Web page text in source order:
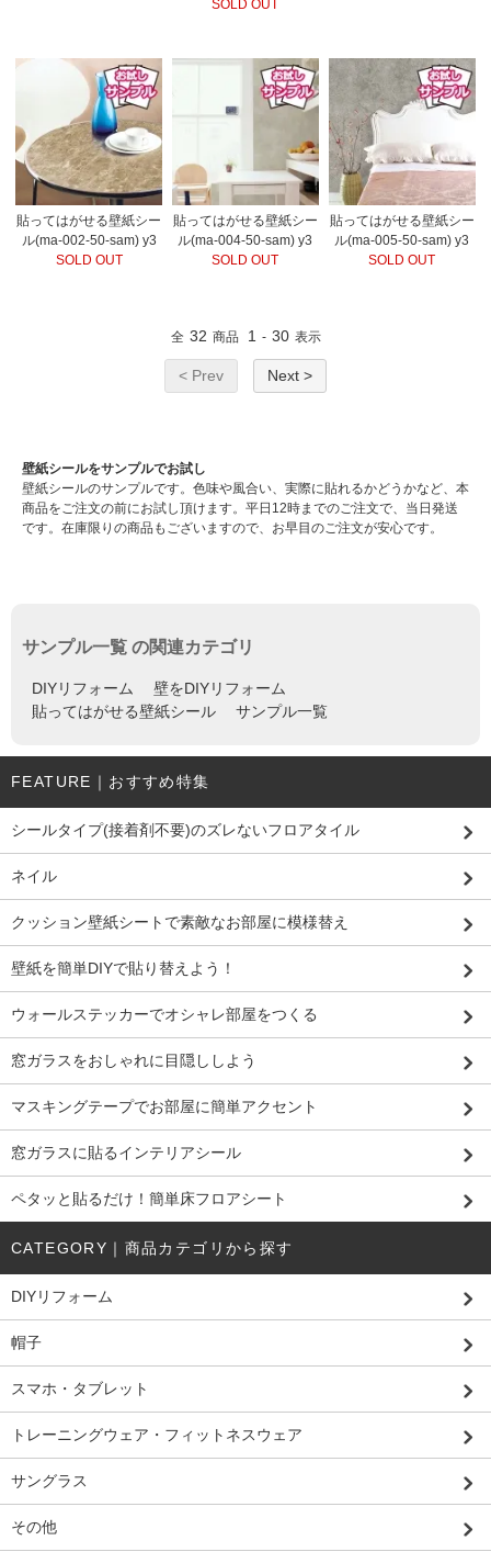
SOLD OUT
貼ってはがせる壁紙シー
ル(ma-002-50-sam) y3
SOLD OUT
貼ってはがせる壁紙シー
ル(ma-004-50-sam) y3
SOLD OUT
貼ってはがせる壁紙シー
ル(ma-005-50-sam) y3
SOLD OUT
全 32 商品 1 - 30 表示
< Prev Next >
壁紙シールをサンプルでお試し
壁紙シールのサンプルです。色味や風合い、実際に貼れるかどうかなど、本
商品をご注文の前にお試し頂けます。平日12時までのご注文で、当日発送
です。在庫限りの商品もございますので、お早目のご注文が安心です。
サンプル一覧 の関連カテゴリ
DIYリフォーム
壁をDIYリフォーム
貼ってはがせる壁紙シール
サンプル一覧
FEATURE｜おすすめ特集
シールタイプ(接着剤不要)のズレないフロアタイル
ネイル
クッション壁紙シートで素敵なお部屋に模様替え
壁紙を簡単DIYで貼り替えよう！
ウォールステッカーでオシャレ部屋をつくる
窓ガラスをおしゃれに目隠ししよう
マスキングテープでお部屋に簡単アクセント
窓ガラスに貼るインテリアシール
ペタッと貼るだけ！簡単床フロアシート
CATEGORY｜商品カテゴリから探す
DIYリフォーム
帽子
スマホ・タブレット
トレーニングウェア・フィットネスウェア
サングラス
その他